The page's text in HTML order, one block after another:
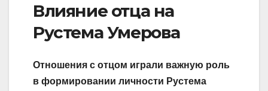
Влияние отца на
Рустема Умерова
Отношения с отцом играли важную роль
в формировании личности Рустема